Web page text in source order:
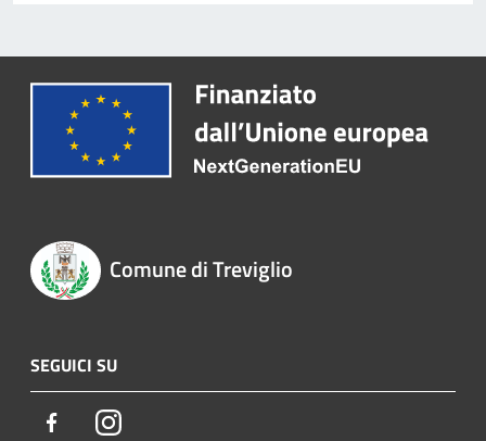
Comune di Treviglio
SEGUICI SU
FacebookInstagram